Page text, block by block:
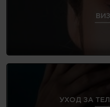
УХОД ЗА